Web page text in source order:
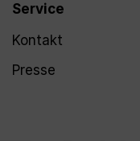
Service
Kontakt
Presse